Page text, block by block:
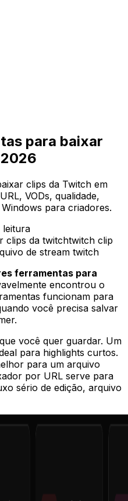
para baixar
clips da Twitch em
VODs, qualidade,
para criadores.
leitura
clips da twitchtwitch clip
de stream twitch
ferramentas para
encontrou o
funcionam para
você precisa salvar
você quer guardar. Um
para highlights curtos.
para um arquivo
por URL serve para
sério de edição, arquivo